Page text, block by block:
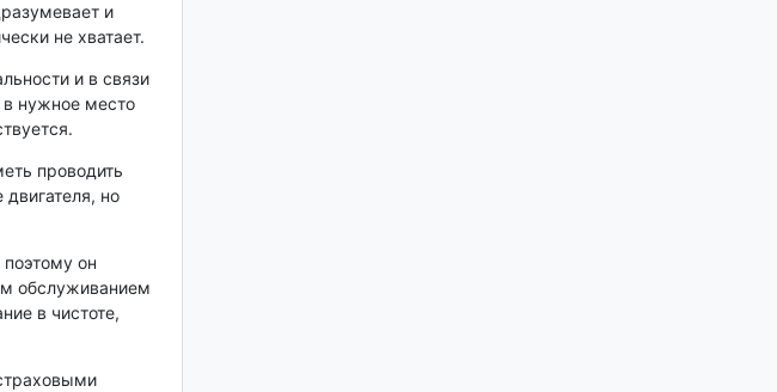
и
не хватает.
и в связи
в нужное место
проводить
но
поэтому он
обслуживанием
в чистоте,